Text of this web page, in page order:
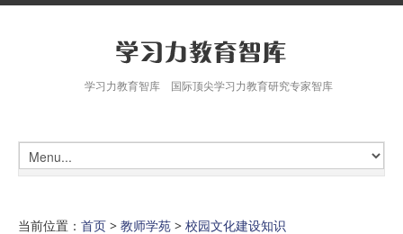
学习力教育智库 国际顶尖学习力教育研究专家智库
当前位置： 首页 > 教师学苑 > 校园文化建设知识